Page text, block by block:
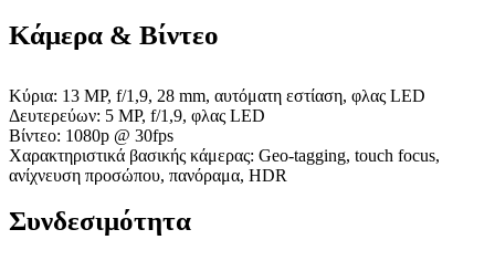
Κάμερα & Βίντεο
Κύρια: 13 MP, f/1,9, 28 mm, αυτόματη εστίαση, φλας LED
Δευτερεύων: 5 MP, f/1,9, φλας LED
Βίντεο: 1080p @ 30fps
Χαρακτηριστικά βασικής κάμερας: Geo-tagging, touch focus,
ανίχνευση προσώπου, πανόραμα, HDR
Συνδεσιμότητα